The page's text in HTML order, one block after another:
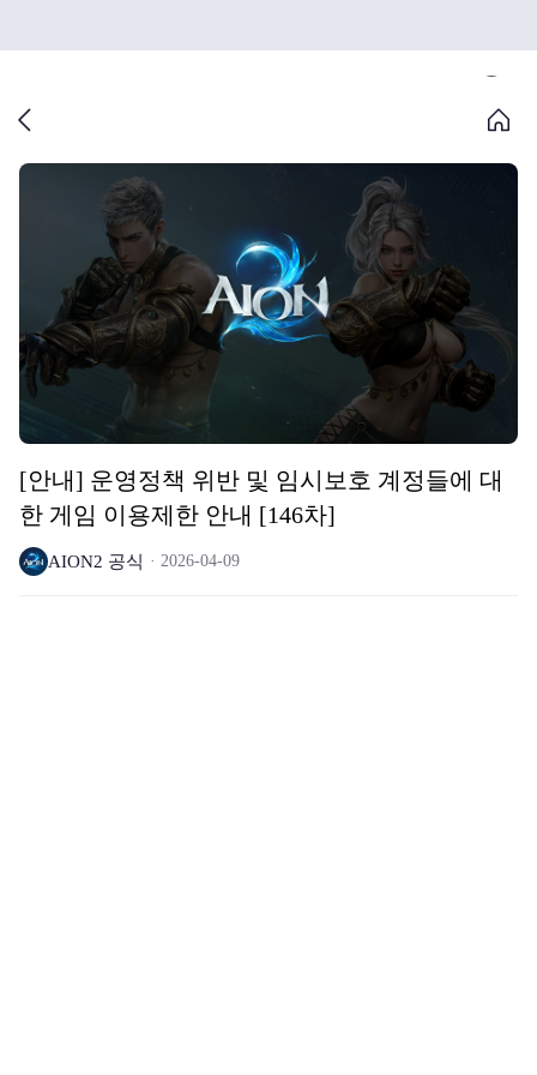
[안내] 운영정책 위반 및 임시보호 계정들에 대
한 게임 이용제한 안내 [146차]
AION2 공식 2026-04-09